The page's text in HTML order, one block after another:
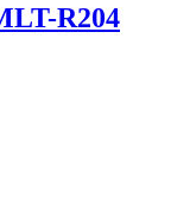
R204